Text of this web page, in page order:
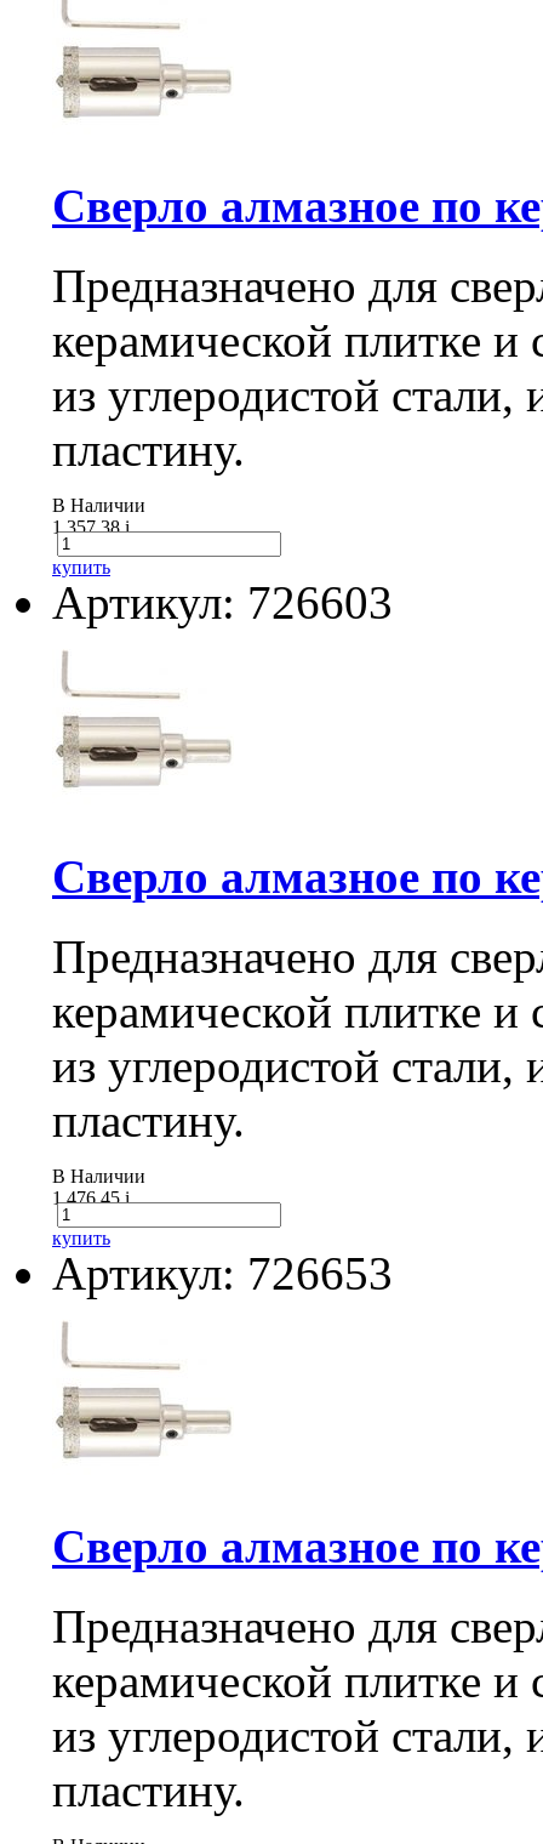
Сверло алмазное по
Предназначено для
керамической плитке и
из углеродистой
пластину.
В Наличии
1 357.38i
купить
Артикул: 726603
Сверло алмазное по
Предназначено для
керамической плитке и
из углеродистой
пластину.
В Наличии
1 476.45i
купить
Артикул: 726653
Сверло алмазное по
Предназначено для
керамической плитке и
из углеродистой
пластину.